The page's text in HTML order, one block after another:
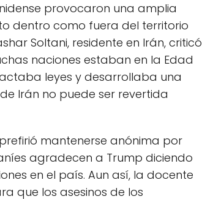
provocaron una amplia
dentro como fuera del territorio
Soltani, residente en Irán, criticó
naciones estaban en la Edad
leyes y desarrollaba una
Irán no puede ser revertida
mantenerse anónima por
agradecen a Trump diciendo
en el país. Aun así, la docente
que los asesinos de los